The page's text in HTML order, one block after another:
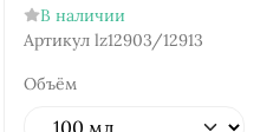
В наличии
Артикул lz12903/12913
Объём